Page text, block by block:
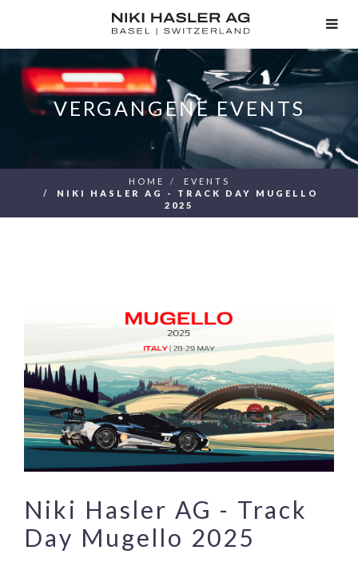
VERGANGENE EVENTS
HOME
EVENTS
NIKI HASLER AG - TRACK DAY MUGELLO
2025
Niki Hasler AG - Track
Day Mugello 2025